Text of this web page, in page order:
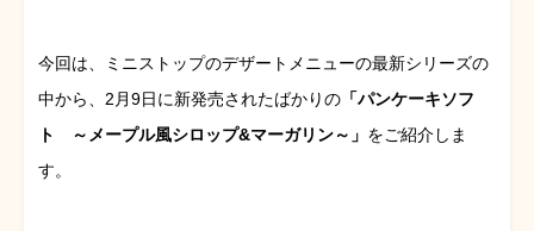
今回は、ミニストップのデザートメニューの最新シリーズの
中から、2月9日に新発売されたばかりの 「パンケーキソフ
ト ～メープル風シロップ&マーガリン～」 をご紹介しま
す。